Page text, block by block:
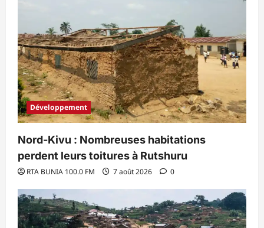
Développement
Nord-Kivu : Nombreuses habitations
perdent leurs toitures à Rutshuru
RTA BUNIA 100.0 FM 7 août 2026 0